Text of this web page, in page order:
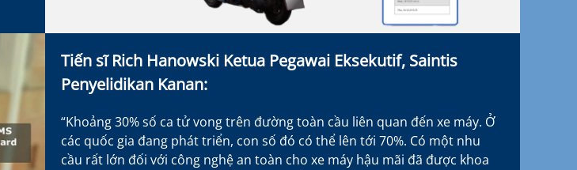
Tiến sĩ Rich Hanowski Ketua Pegawai Eksekutif, Saintis
Penyelidikan Kanan:
“Khoảng 30% số ca tử vong trên đường toàn cầu liên quan đến xe máy. Ở
các quốc gia đang phát triển, con số đó có thể lên tới 70%. Có một nhu
cầu rất lớn đối với công nghệ an toàn cho xe máy hậu mãi đã được khoa